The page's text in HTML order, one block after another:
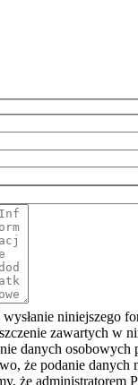
niniejszego
zawartych w
danych osobowych
że podanie danych
że administratorem